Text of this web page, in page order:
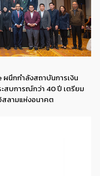
นึกกำลังสถาบันการเงิน
สบการณ์กว่า 40 ปี เตรียม
ลามแห่งอนาคต